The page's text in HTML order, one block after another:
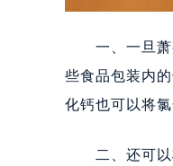
一、一旦萧邦
些食品包装内
化钙也可以将
二、还可以将